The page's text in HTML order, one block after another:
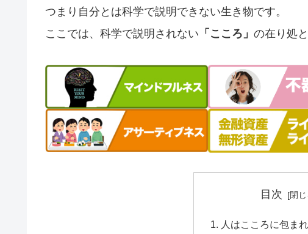
つまり自分とは科学で説明できない生き物です。
ここでは、科学で説明されない 「こころ」 の在り処
目次
人はこころに包ま